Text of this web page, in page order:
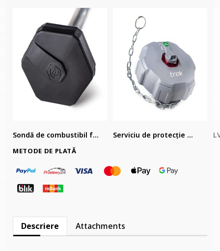
Sondă de combustibil f... Serviciu de protecție ...
METODE DE PLATĂ
Descriere Attachments